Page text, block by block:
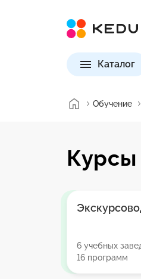
Каталог
Обучение
6 учебных
16 программ